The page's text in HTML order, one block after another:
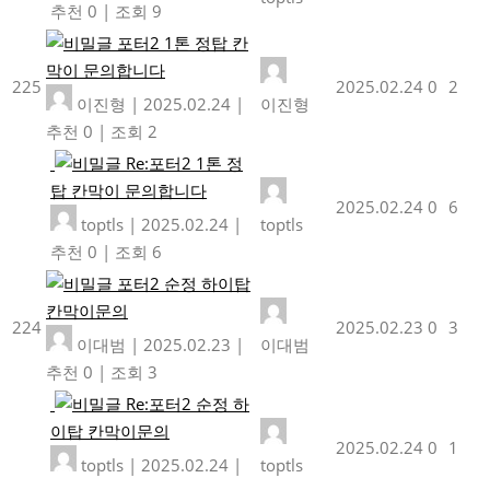
추천 0 | 조회 9
225
포터2 1톤 정탑 칸
막이 문의합니다
이진형 | 2025.02.24 |
추천 0 | 조회 2
이진형
2025.02.24 0 2
Re:포터2 1톤 정
탑 칸막이 문의합니다
toptls | 2025.02.24 |
추천 0 | 조회 6
toptls
2025.02.24 0 6
224
포터2 순정 하이탑
칸막이문의
이대범 | 2025.02.23 |
추천 0 | 조회 3
이대범
2025.02.23 0 3
Re:포터2 순정 하
이탑 칸막이문의
toptls | 2025.02.24 |
toptls
2025.02.24 0 1